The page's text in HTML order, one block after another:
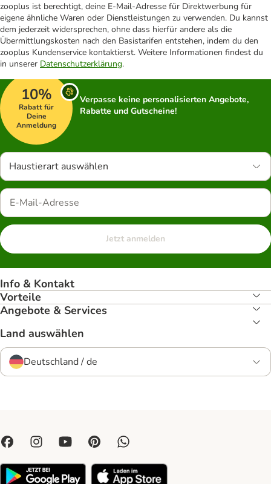
zooplus ist berechtigt, deine E-Mail-Adresse für Direktwerbung für
eigene ähnliche Waren oder Dienstleistungen zu verwenden. Du kannst
dem jederzeit widersprechen, ohne dass hierfür andere als die
Übermittlungskosten nach den Basistarifen entstehen, indem du den
zooplus Kundenservice kontaktierst. Weitere Informationen findest du
in unserer Datenschutzerklärung.
10%
Rabatt für
Deine
Anmeldung
Verpasse keine personalisierten Angebote,
Rabatte und Gutscheine!
Haustierart auswählen
Jetzt anmelden
Info & Kontakt
Vorteile
Angebote & Services
Land auswählen
Deutschland / de